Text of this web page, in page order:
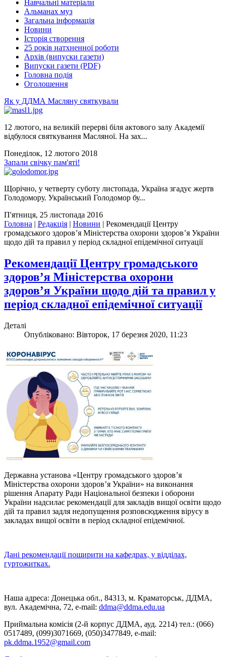
Навчальні матеріали
Альманах муз
Загальна інформація
Новини
Історія створення
25 років натхненної роботи
Архів (випуски газети)
Випуски газети (PDF)
Головна подія
Оголошення
Як у ДДМА Масляну святкували
12 лютого, на великій перерві біля актового залу Академії
відбулося святкування Масляної. На зах...
Понеділок, 12 лютого 2018
Запали свічку пам'яті!
Щорічно, у четверту суботу листопада, Україна згадує жертв
Голодомору. Український Голодомор бу...
П'ятниця, 25 листопада 2016
Головна | Редакція | Новини | Рекомендації Центру
громадського здоров’я Міністерства охорони здоров’я України
щодо дій та правил у період складної епідемічної ситуації
Рекомендації Центру громадського
здоров’я Міністерства охорони
здоров’я України щодо дій та правил у
період складної епідемічної ситуації
Деталі
Опубліковано: Вівторок, 17 березня 2020, 11:23
Державна установа «Центру громадського здоров’я
Міністерства охорони здоров’я України» на виконання
рішення Апарату Ради Національної безпеки і оборони
України надсилає рекомендації для закладів вищої освіти щодо
дій та правил задля недопущення розповсюдження вірусу в
закладах вищої освіти в період складної епідемічної.
Дані рекомендації поширити на кафедрах, у відділах,
гуртожитках.
Наша адреса: Донецька обл., 84313, м. Краматорськ, ДДМА,
вул. Академічна, 72, е-mail: ddma@ddma.edu.ua
Приймальна комісія (2-й корпус ДДМА, ауд. 2214) тел.: (066)
0517489, (099)3071669, (050)3477849, e-mail:
pk.ddma.1952@gmail.com